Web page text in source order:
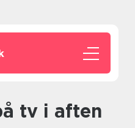
tv i aften